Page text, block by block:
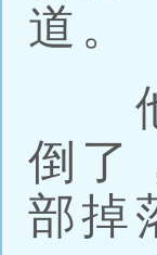
道。
他
倒了
部掉